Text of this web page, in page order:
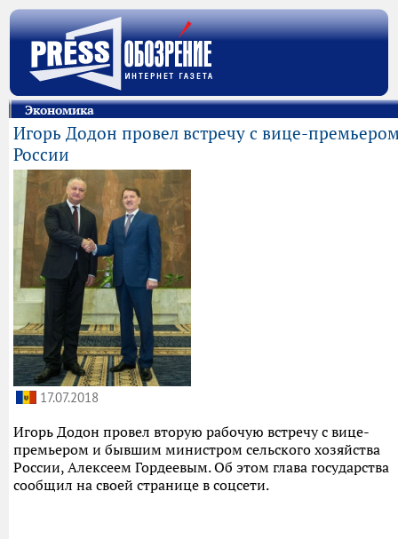
Экономика
Игорь Додон провел встречу с вице-
России
17.07.2018
Игорь Додон провел вторую рабочую встречу с вице-
премьером и бывшим министром сельского хозяйства
России, Алексеем Гордеевым. Об этом глава государства
сообщил на своей странице в соцсети.